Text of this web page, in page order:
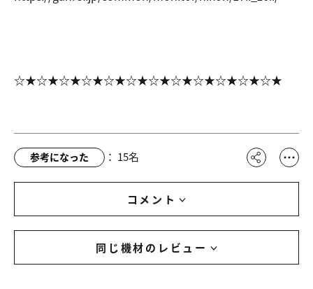
☆★☆★☆★☆★☆★☆★☆★☆★☆★☆★☆★☆★
参考になった ： 15名
コメント
同じ機材のレビュー